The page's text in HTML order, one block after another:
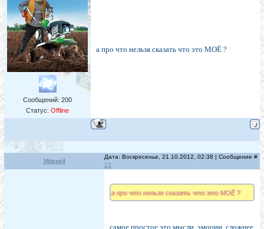
Сообщений: 200
Статус: Offline
а про что нельзя сказать что это МОЁ ?
IAlexeiI
Дата: Воскресенье, 21.10.2012, 02:38 | Сообщение #
23
а про что нельзя сказать что это МОЁ ?
самое простое это мысли, эмоции, сложнее